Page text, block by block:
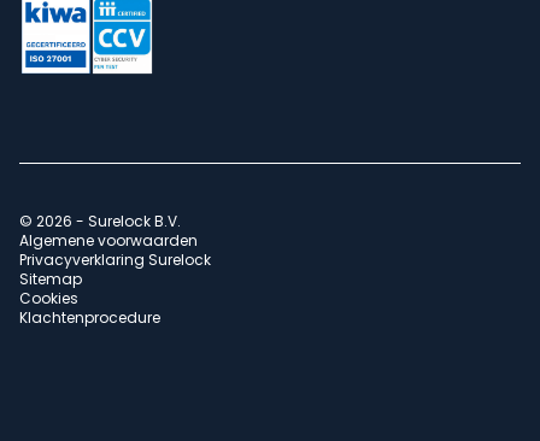
© 2026 - Surelock B.V.
Algemene voorwaarden
Privacyverklaring Surelock
Sitemap
Cookies
Klachtenprocedure